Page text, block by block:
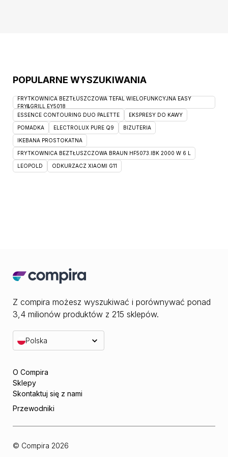
POPULARNE WYSZUKIWANIA
FRYTKOWNICA BEZTŁUSZCZOWA TEFAL WIELOFUNKCYJNA EASY
FRY&GRILL EY5018
ESSENCE CONTOURING DUO PALETTE
EKSPRESY DO KAWY
POMADKA ELECTROLUX PURE Q9 BIZUTERIA
IKEBANA PROSTOKATNA
FRYTKOWNICA BEZTŁUSZCZOWA BRAUN HF5073.IBK 2000 W 6 L
LEOPOLD ODKURZACZ XIAOMI G11
Z compira możesz wyszukiwać i porównywać ponad
3,4 milionów produktów z 215 sklepów.
Polska
O Compira
Sklepy
Skontaktuj się z nami
Przewodniki
© Compira 2026